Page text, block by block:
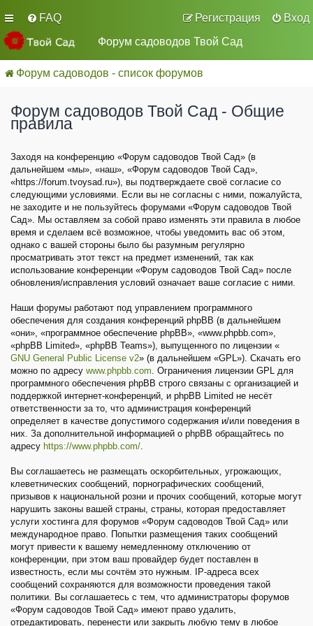
FAQ Вход
Регистрация
Форум садоводов Твой Сад
Форум садоводов - список форумов
Форум садоводов Твой Сад - Общие
правила
Заходя на конференцию «Форум садоводов Твой Сад» (в
дальнейшем «мы», «наш», «Форум садоводов Твой Сад»,
«https://forum.tvoysad.ru»), вы подтверждаете своё согласие со
следующими условиями. Если вы не согласны с ними, пожалуйста,
не заходите и не пользуйтесь форумами «Форум садоводов Твой
Сад». Мы оставляем за собой право изменять эти правила в любое
время и сделаем всё возможное, чтобы уведомить вас об этом,
однако с вашей стороны было бы разумным регулярно
просматривать этот текст на предмет изменений, так как
использование конференции «Форум садоводов Твой Сад» после
обновления/исправления условий означает ваше согласие с ними.
Наши форумы работают под управлением программного
обеспечения для создания конференций phpBB (в дальнейшем
«они», «программное обеспечение phpBB», «www.phpbb.com»,
«phpBB Limited», «phpBB Teams»), выпущенного по лицензии «
GNU General Public License v2» (в дальнейшем «GPL»). Скачать его
можно по адресу www.phpbb.com. Ограничения лицензии GPL для
программного обеспечения phpBB строго связаны с организацией и
поддержкой интернет-конференций, и phpBB Limited не несёт
ответственности за то, что администрация конференций
определяет в качестве допустимого содержания и/или поведения в
них. За дополнительной информацией о phpBB обращайтесь по
адресу https://www.phpbb.com/.
Вы соглашаетесь не размещать оскорбительных, угрожающих,
клеветнических сообщений, порнографических сообщений,
призывов к национальной розни и прочих сообщений, которые могут
нарушить законы вашей страны, страны, которая предоставляет
услуги хостинга для форумов «Форум садоводов Твой Сад» или
международное право. Попытки размещения таких сообщений
могут привести к вашему немедленному отключению от
конференции, при этом ваш провайдер будет поставлен в
известность, если мы сочтём это нужным. IP-адреса всех
сообщений сохраняются для возможности проведения такой
политики. Вы соглашаетесь с тем, что администраторы форумов
«Форум садоводов Твой Сад» имеют право удалить,
отредактировать, перенести или закрыть любую тему в любое